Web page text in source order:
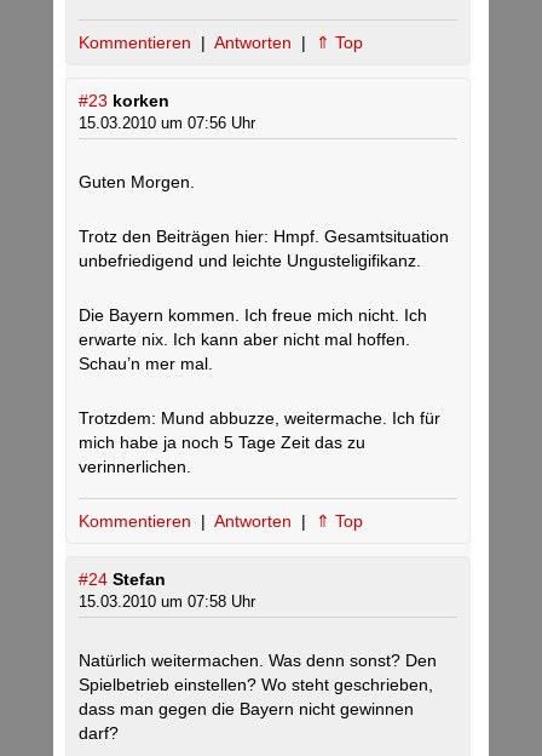
Kommentieren | Antworten | ⇑ Top
#23 korken
15.03.2010 um 07:56 Uhr
Guten Morgen.
Trotz den Beiträgen hier: Hmpf. Gesamtsituation
unbefriedigend und leichte Ungusteligifikanz.
Die Bayern kommen. Ich freue mich nicht. Ich
erwarte nix. Ich kann aber nicht mal hoffen.
Schau’n mer mal.
Trotzdem: Mund abbuzze, weitermache. Ich für
mich habe ja noch 5 Tage Zeit das zu
verinnerlichen.
Kommentieren | Antworten | ⇑ Top
#24 Stefan
15.03.2010 um 07:58 Uhr
Natürlich weitermachen. Was denn sonst? Den
Spielbetrieb einstellen? Wo steht geschrieben,
dass man gegen die Bayern nicht gewinnen
darf?